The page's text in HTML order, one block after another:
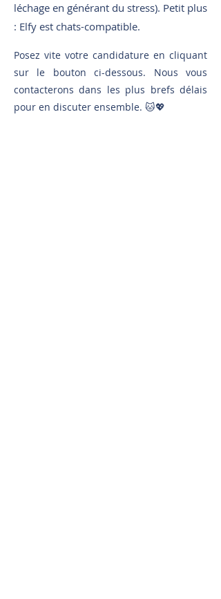
léchage en générant du stress). Petit plus
: Elfy est chats-compatible.
Posez vite votre candidature en cliquant
sur le bouton ci-dessous. Nous vous
contacterons dans les plus brefs délais
pour en discuter ensemble. 🐱💖